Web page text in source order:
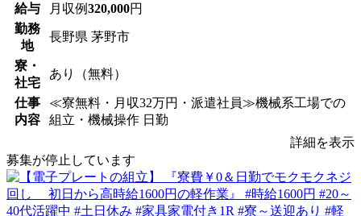
給与 月収例320,000円
勤務
地
長野県 茅野市
寮・
社宅
あり（無料）
仕事
内容
≪寮無料・月収32万円・派遣社員≫機械系工場での
組立・機械操作 日勤
詳細を表示
募集が停止しています